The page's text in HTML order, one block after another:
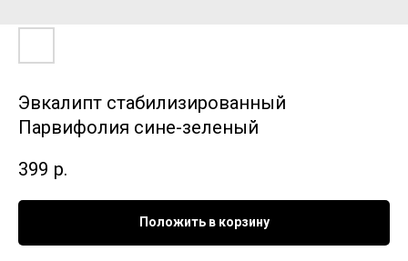
Эвкалипт стабилизированный
Парвифолия сине-зеленый
399 р.
Положить в корзину